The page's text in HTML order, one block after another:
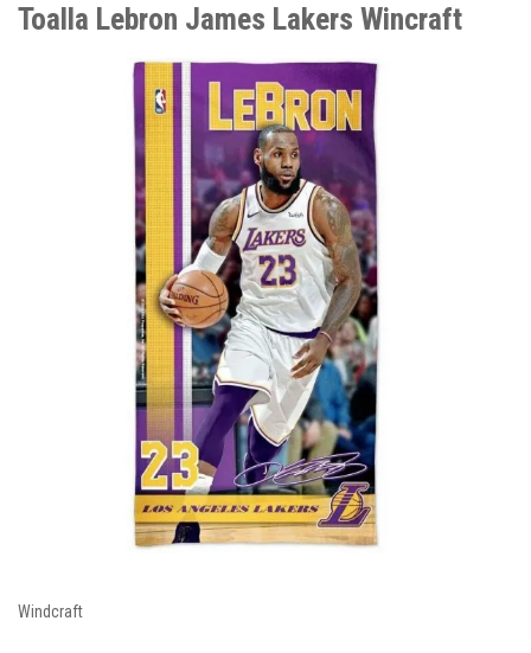
Toalla Lebron James Lakers Wincraft
Windcraft